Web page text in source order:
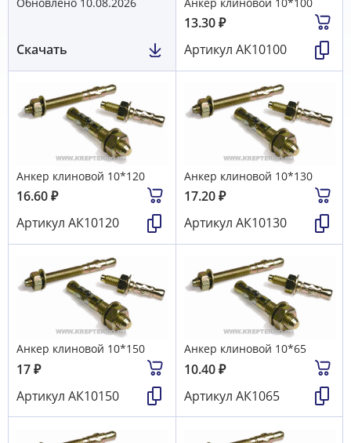
Скачать
13.30₽
Артикул АК10100
Анкер клиновой 10*120
16.60₽
Артикул АК10120
Анкер клиновой 10*130
17.20₽
Артикул АК10130
Анкер клиновой 10*150
17₽
Артикул АК10150
Анкер клиновой 10*65
10.40₽
Артикул АК1065